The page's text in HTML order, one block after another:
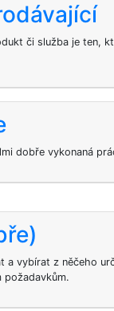
či služba je ten,
dobře vykonaná
a vybírat z něčeho
požadavkům.